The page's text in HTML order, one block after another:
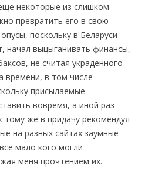
некоторые из слишком
превратить его в свою
поскольку в Беларуси
начал выцыганивать финансы,
не считая украденного
времени, в том числе
присылаемые
вовремя, а иной раз
тому же в придачу рекомендуя
на разных сайтах заумные
мало кого могли
меня прочтением их.